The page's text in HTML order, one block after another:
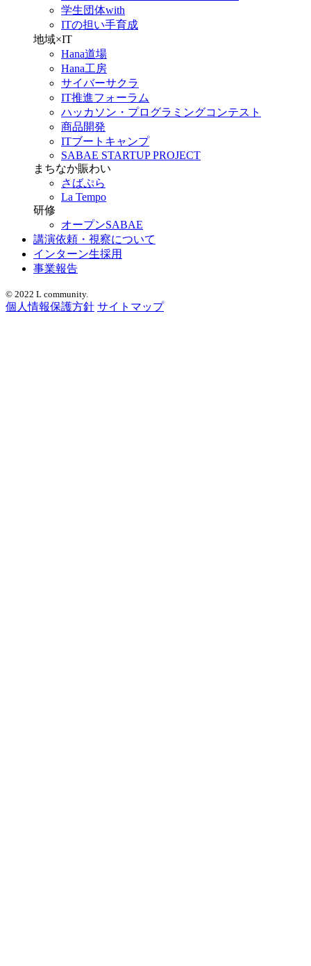
学生団体with
ITの担い手育成
地域×IT
Hana道場
Hana工房
サイバーサクラ
IT推進フォーラム
ハッカソン・プログラミングコンテスト
商品開発
ITブートキャンプ
SABAE STARTUP PROJECT
まちなか賑わい
さばぷら
La Tempo
研修
オープンSABAE
講演依頼・視察について
インターン生採用
事業報告
© 2022 L community.
個人情報保護方針 サイトマップ